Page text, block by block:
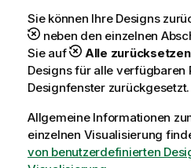
Sie können Ihre Designs
neben den einzelnen
Sie auf
Alle zurücksetzen
Designs für alle verfügbaren
Designfenster zurückgesetzt.
Allgemeine Informationen
einzelnen Visualisierung
von benutzerdefinierten